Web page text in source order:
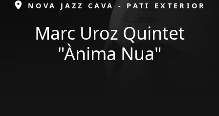
ESPAI
NOVA JAZZ CAVA - PATI EXTERIOR
Marc Uroz Quintet
"Ànima Nua"